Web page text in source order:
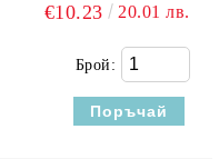
€10.23 20.01 лв.
Брой: